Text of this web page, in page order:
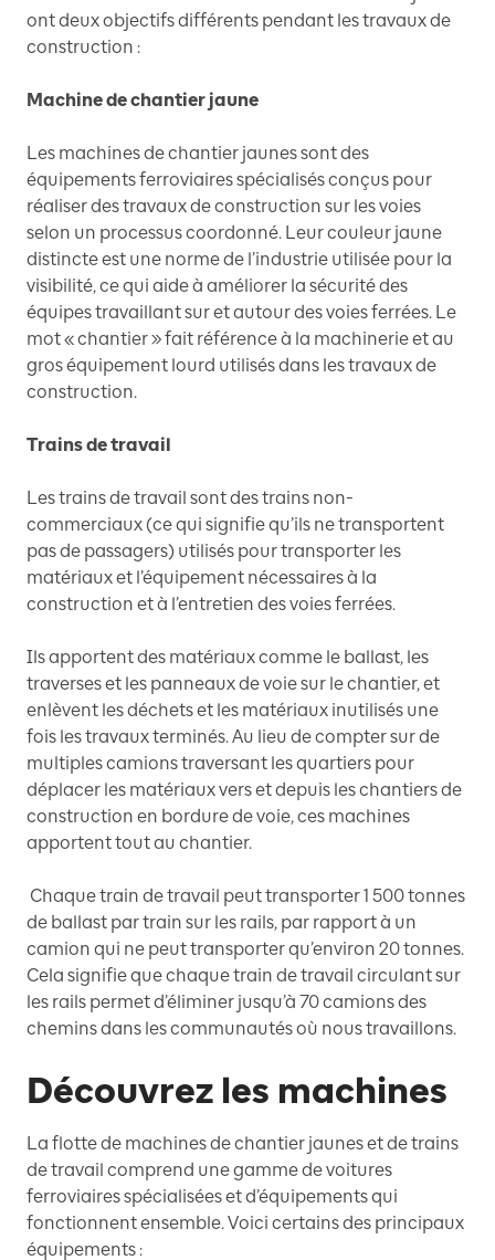
ont deux objectifs différents pendant les travaux de
construction :
Machine de chantier jaune
Les machines de chantier jaunes sont des
équipements ferroviaires spécialisés conçus pour
réaliser des travaux de construction sur les voies
selon un processus coordonné. Leur couleur jaune
distincte est une norme de l’industrie utilisée pour la
visibilité, ce qui aide à améliorer la sécurité des
équipes travaillant sur et autour des voies ferrées. Le
mot « chantier » fait référence à la machinerie et au
gros équipement lourd utilisés dans les travaux de
construction.
Trains de travail
Les trains de travail sont des trains non-
commerciaux (ce qui signifie qu’ils ne transportent
pas de passagers) utilisés pour transporter les
matériaux et l’équipement nécessaires à la
construction et à l’entretien des voies ferrées.
Ils apportent des matériaux comme le ballast, les
traverses et les panneaux de voie sur le chantier, et
enlèvent les déchets et les matériaux inutilisés une
fois les travaux terminés. Au lieu de compter sur de
multiples camions traversant les quartiers pour
déplacer les matériaux vers et depuis les chantiers de
construction en bordure de voie, ces machines
apportent tout au chantier.
Chaque train de travail peut transporter 1 500 tonnes
de ballast par train sur les rails, par rapport à un
camion qui ne peut transporter qu’environ 20 tonnes.
Cela signifie que chaque train de travail circulant sur
les rails permet d’éliminer jusqu’à 70 camions des
chemins dans les communautés où nous travaillons.
Découvrez les machines
La flotte de machines de chantier jaunes et de trains
de travail comprend une gamme de voitures
ferroviaires spécialisées et d’équipements qui
fonctionnent ensemble. Voici certains des principaux
équipements :